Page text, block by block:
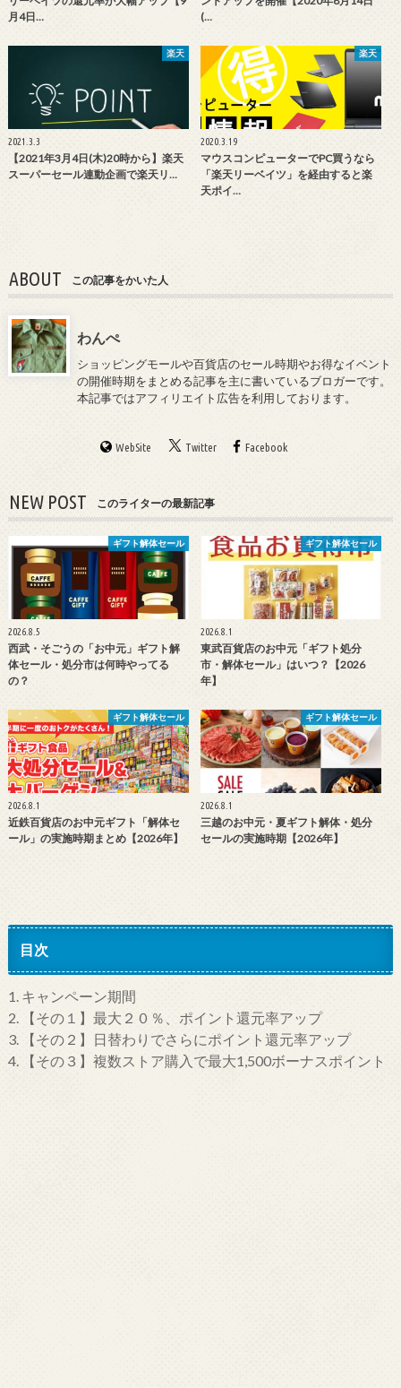
月4日…
(…
楽天
2021.3.3
【2021年3月4日(木)20時から】楽天
スーパーセール連動企画で楽天リ…
楽天
2020.3.19
マウスコンピューターでPC買うなら
「楽天リーベイツ」を経由すると楽
天ポイ…
ABOUT この記事をかいた人
わんぺ
ショッピングモールや百貨店のセール時期やお得なイベント
の開催時期をまとめる記事を主に書いているブロガーです。
本記事ではアフィリエイト広告を利用しております。
WebSite Twitter Facebook
NEW POST このライターの最新記事
ギフト解体セール
2026.8.5
西武・そごうの「お中元」ギフト解
体セール・処分市は何時やってる
の？
ギフト解体セール
2026.8.1
東武百貨店のお中元「ギフト処分
市・解体セール」はいつ？【2026
年】
ギフト解体セール
2026.8.1
近鉄百貨店のお中元ギフト「解体セ
ール」の実施時期まとめ【2026年】
ギフト解体セール
2026.8.1
三越のお中元・夏ギフト解体・処分
セールの実施時期【2026年】
目次
1.キャンペーン期間
2.【その１】最大２０％、ポイント還元率アップ
3.【その２】日替わりでさらにポイント還元率アップ
4.【その３】複数ストア購入で最大1,500ボーナスポイント